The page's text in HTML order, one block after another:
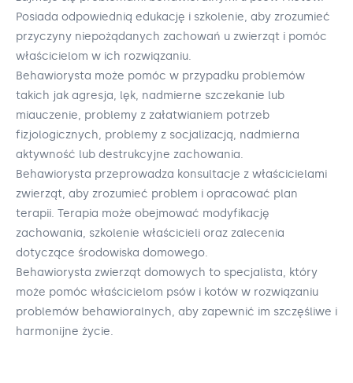
Posiada odpowiednią edukację i szkolenie, aby zrozumieć
przyczyny niepożądanych zachowań u zwierząt i pomóc
właścicielom w ich rozwiązaniu.
Behawiorysta może pomóc w przypadku problemów
takich jak agresja, lęk, nadmierne szczekanie lub
miauczenie, problemy z załatwianiem potrzeb
fizjologicznych, problemy z socjalizacją, nadmierna
aktywność lub destrukcyjne zachowania.
Behawiorysta przeprowadza konsultacje z właścicielami
zwierząt, aby zrozumieć problem i opracować plan
terapii. Terapia może obejmować modyfikację
zachowania, szkolenie właścicieli oraz zalecenia
dotyczące środowiska domowego.
Behawiorysta zwierząt domowych to specjalista, który
może pomóc właścicielom psów i kotów w rozwiązaniu
problemów behawioralnych, aby zapewnić im szczęśliwe i
harmonijne życie.